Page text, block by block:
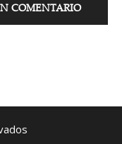
COMENTARIO